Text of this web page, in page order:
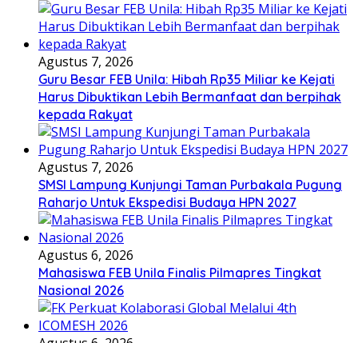
Agustus 7, 2026
Guru Besar FEB Unila: Hibah Rp35 Miliar ke Kejati
Harus Dibuktikan Lebih Bermanfaat dan berpihak
kepada Rakyat
Agustus 7, 2026
SMSI Lampung Kunjungi Taman Purbakala Pugung
Raharjo Untuk Ekspedisi Budaya HPN 2027
Agustus 6, 2026
Mahasiswa FEB Unila Finalis Pilmapres Tingkat
Nasional 2026